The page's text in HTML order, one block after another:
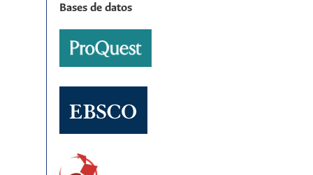
Bases de datos